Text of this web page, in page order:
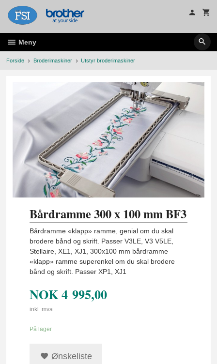
innholdet
Meny
Forside Broderimaskiner Utstyr broderimaskiner
Bårdramme 300 x 100 mm BF3
Bårdramme «klapp» ramme, genial om du skal
brodere bånd og skrift. Passer V3LE, V3 V5LE,
Stellaire, XE1, XJ1, 300x100 mm bårdramme
«klapp» ramme superenkel om du skal brodere
bånd og skrift. Passer XP1, XJ1
NOK4 995,00
inkl. mva.
På lager
Ønskeliste